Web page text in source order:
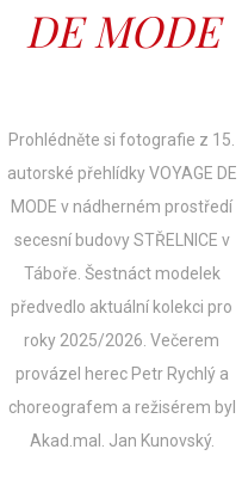
DE MODE
Prohlédněte si fotografie z 15.
autorské přehlídky VOYAGE DE
MODE v nádherném prostředí
secesní budovy STŘELNICE v
Táboře. Šestnáct modelek
předvedlo aktuální kolekci pro
roky 2025/2026. Večerem
provázel herec Petr Rychlý a
choreografem a režisérem byl
Akad.mal. Jan Kunovský.